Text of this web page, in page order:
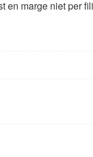
en marge niet per